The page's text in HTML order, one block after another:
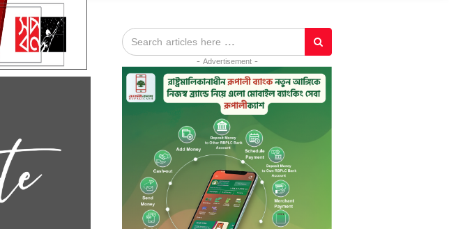
- Advertisement -